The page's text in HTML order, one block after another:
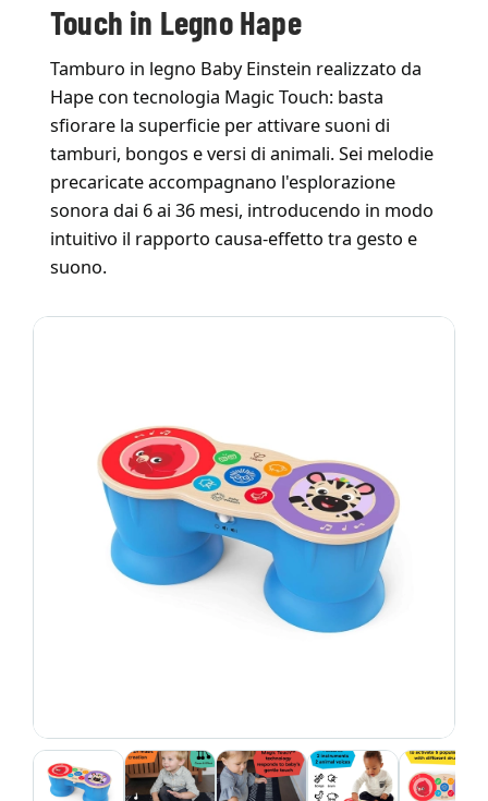
Touch in Legno Hape
Tamburo in legno Baby Einstein realizzato da
Hape con tecnologia Magic Touch: basta
sfiorare la superficie per attivare suoni di
tamburi, bongos e versi di animali. Sei melodie
precaricate accompagnano l'esplorazione
sonora dai 6 ai 36 mesi, introducendo in modo
intuitivo il rapporto causa-effetto tra gesto e
suono.